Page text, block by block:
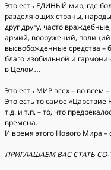
Это есть ЕДИНЫЙ мир, где
разделяющих страны,
друг другу, часто
армий, вооружений,
высвобожденные средства –
благо изобильной и
в Целом…
Это есть МИР всех – во всем
Это есть то самое
т.д. и т.п. – то, что
времена.
И время этого Нового Мира –
ПРИГЛАШАЕМ ВАС СТАТЬ